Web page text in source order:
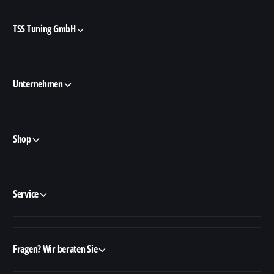
TSS Tuning GmbH
Unternehmen
Shop
Service
Fragen? Wir beraten Sie